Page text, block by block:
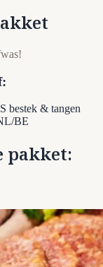
bestek & tangen
BE
pakket: